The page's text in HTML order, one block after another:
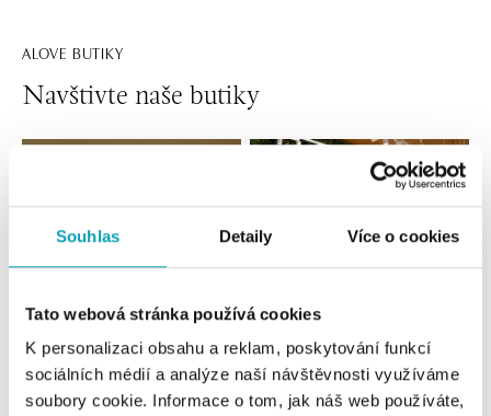
Souhlas Detaily Více o cookies
Tato webová stránka používá cookies
K personalizaci obsahu a reklam, poskytování funkcí
sociálních médií a analýze naší návštěvnosti využíváme
soubory cookie. Informace o tom, jak náš web používáte,
ALOVE BUTIKY
Navštivte naše butiky
Všechny Česko Slovensko